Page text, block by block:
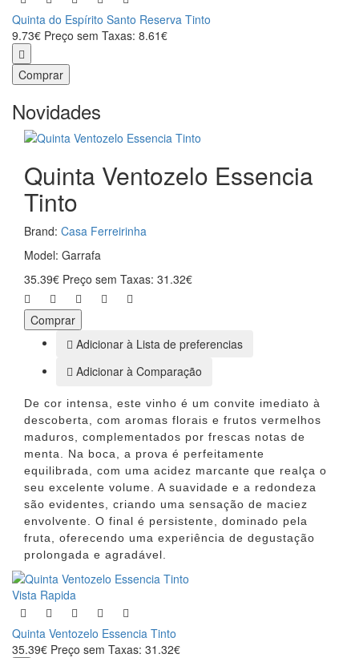
Quinta do Espírito Santo Reserva Tinto
9.73€ Preço sem Taxas: 8.61€
Comprar
Novidades
Quinta Ventozelo Essencia
Tinto
Brand: Casa Ferreirinha
Model: Garrafa
35.39€ Preço sem Taxas: 31.32€
Comprar
Adicionar à Lista de preferencias
Adicionar à Comparação
De cor intensa, este vinho é um convite imediato à
descoberta, com aromas florais e frutos vermelhos
maduros, complementados por frescas notas de
menta. Na boca, a prova é perfeitamente
equilibrada, com uma acidez marcante que realça o
seu excelente volume. A suavidade e a redondeza
são evidentes, criando uma sensação de maciez
envolvente. O final é persistente, dominado pela
fruta, oferecendo uma experiência de degustação
prolongada e agradável.
Vista Rapida
Quinta Ventozelo Essencia Tinto
35.39€ Preço sem Taxas: 31.32€